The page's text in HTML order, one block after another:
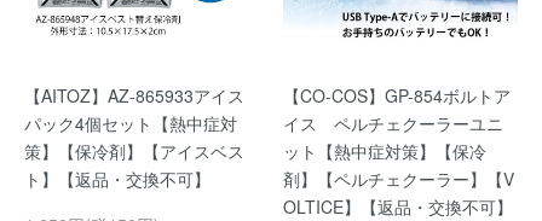
【AITOZ】AZ-865933アイス
パック4個セット【熱中症対
策】【保冷剤】【アイスベス
ト】【返品・交換不可】
【CO-COS】GP-854ボルトア
イス ペルチェクーラーユニ
ット【熱中症対策】【保冷
剤】【ペルチェクーラー】【V
OLTICE】【返品・交換不可】